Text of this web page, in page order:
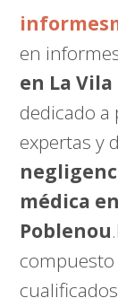
en
en La
dedicado
expertas y
médica
Poblenou